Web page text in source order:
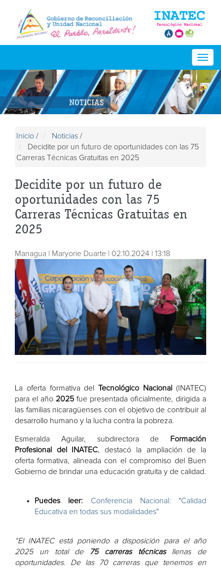
NOTICIAS
Inicio / Noticias /
Decidite por un futuro de oportunidades con las 75
Carreras Técnicas Gratuitas en 2025
Decidite por un futuro de
oportunidades con las 75
Carreras Técnicas Gratuitas en
2025
Managua | Maryorie Duarte | 02.10.2024 | 13:18
La oferta formativa delTecnológico Nacional
(INATEC)
para el año 2025 fue presentada oficialmente, dirigida a
las familias nicaragüenses con el objetivo de contribuir al
desarrollo humano y la lucha contra la pobreza.
Esmeralda Aguilar, subdirectora de
Formación
Profesional del INATEC, destacó la ampliación de la
oferta formativa, alineada con el compromiso del Buen
Gobierno de brindar una educación gratuita y de calidad.
Puedes leer:
Conferencia Nacional: "Calidad
Educativa en todas sus modalidades"
“El INATEC está poniendo a disposición para el año
2025 un total de
75 carreras técnicasllenas de
oportunidades. De las 70 carreras que tenemos en